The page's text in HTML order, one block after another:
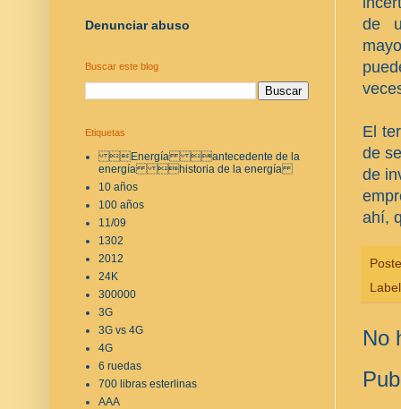
de
El
de
de
ahí,
No
Denunciar abuso
Buscar este blog
Etiquetas
Energía antecedente de la
energía historia de la energía
10 años
100 años
11/09
1302
2012
24K
300000
3G
3G vs 4G
4G
6 ruedas
700 libras esterlinas
AAA